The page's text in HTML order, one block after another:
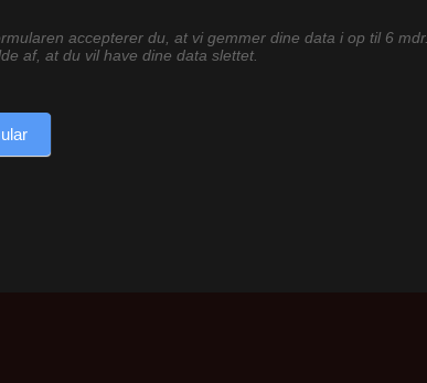
accepterer du, at vi gemmer dine data i op til 6 mdr.
af, at du vil have dine data slettet.